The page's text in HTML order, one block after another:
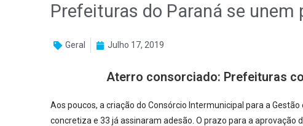
Prefeituras do Paraná se
Geral Julho 17, 2019
Aterro consorciado: Prefeituras
Aos poucos, a criação do Consórcio Intermunicipal para a
concretiza e 33 já assinaram adesão. O prazo para a